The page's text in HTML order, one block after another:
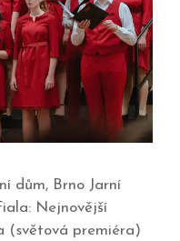
dům, Brno Jarní
Nejnovější
(světová premiéra)